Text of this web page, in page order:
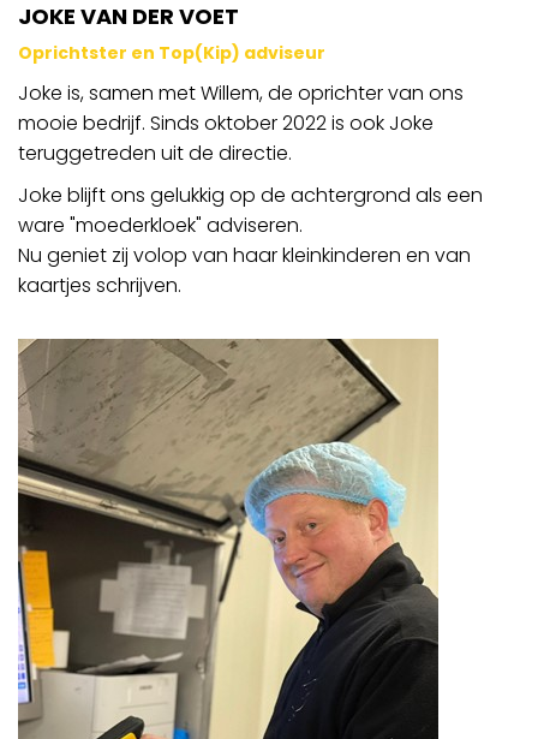
JOKE VAN DER VOET
Oprichtster en Top(Kip) adviseur
Joke is, samen met Willem, de oprichter van ons
mooie bedrijf. Sinds oktober 2022 is ook Joke
teruggetreden uit de directie.
Joke blijft ons gelukkig op de achtergrond als een
ware "moederkloek" adviseren.
Nu geniet zij volop van haar kleinkinderen en van
kaartjes schrijven.